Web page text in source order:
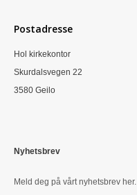
Postadresse
Hol kirkekontor
Skurdalsvegen 22
3580 Geilo
Nyhetsbrev
Meld deg på vårt nyhetsbrev her.